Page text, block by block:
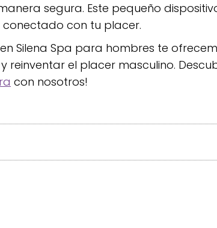
segura. Este pequeño
conectado con tu placer.
Silena Spa para hombres te
reinventar el placer masculino.
con nosotros!